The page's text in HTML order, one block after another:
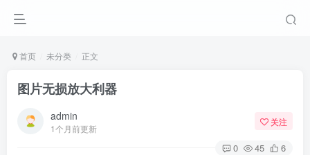
首页 未分类 正文
图片无损放大利器
admin
1个月前更新
关注
0 45 6